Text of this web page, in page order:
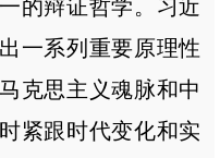
的辩证哲学。习近
一系列重要原理性
克思主义魂脉和中
紧跟时代变化和实